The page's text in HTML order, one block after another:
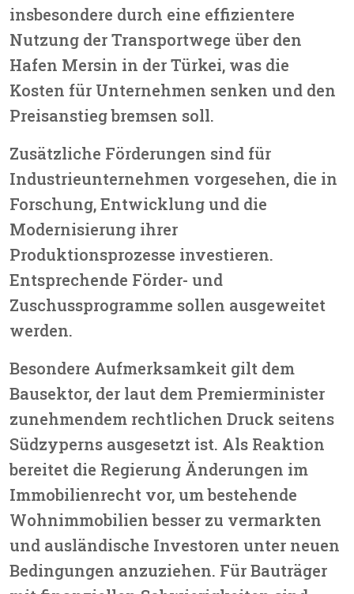
insbesondere durch eine effizientere
Nutzung der Transportwege über den
Hafen Mersin in der Türkei, was die
Kosten für Unternehmen senken und den
Preisanstieg bremsen soll.
Zusätzliche Förderungen sind für
Industrieunternehmen vorgesehen, die in
Forschung, Entwicklung und die
Modernisierung ihrer
Produktionsprozesse investieren.
Entsprechende Förder- und
Zuschussprogramme sollen ausgeweitet
werden.
Besondere Aufmerksamkeit gilt dem
Bausektor, der laut dem Premierminister
zunehmendem rechtlichen Druck seitens
Südzyperns ausgesetzt ist. Als Reaktion
bereitet die Regierung Änderungen im
Immobilienrecht vor, um bestehende
Wohnimmobilien besser zu vermarkten
und ausländische Investoren unter neuen
Bedingungen anzuziehen. Für Bauträger